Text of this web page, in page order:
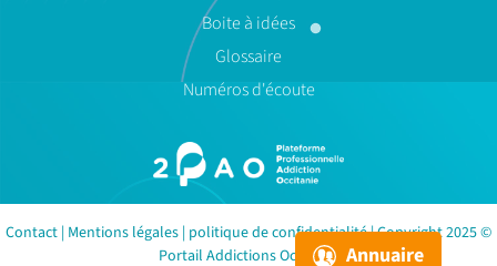
Boite à idées
Glossaire
Numéros d'écoute
Contact | Mentions légales | politique de confidentialité| Copyright 2025 ©
Portail Addictions Occitanie Annuaire